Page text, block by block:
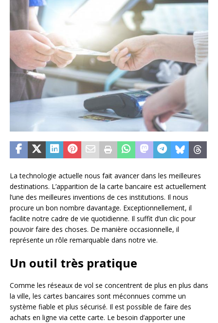
La technologie actuelle nous fait avancer dans les meilleures
destinations. L’apparition de la carte bancaire est actuellement
l’une des meilleures inventions de ces institutions. Il nous
procure un bon nombre davantage. Exceptionnellement, il
facilite notre cadre de vie quotidienne. Il suffit d’un clic pour
pouvoir faire des choses. De manière occasionnelle, il
représente un rôle remarquable dans notre vie.
Un outil très pratique
Comme les réseaux de vol se concentrent de plus en plus dans
la ville, les cartes bancaires sont méconnues comme un
système fiable et plus sécurisé. Il est possible de faire des
achats en ligne via cette carte. Le besoin d’apporter une